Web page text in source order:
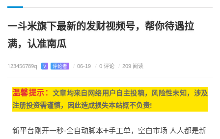
一斗米旗下最新的发财视频号，帮你待遇拉
满，认准南瓜
123456789q V 评论者 / 06-19 / 0 评论 / 209 阅读
温馨提示： 文章均来自网络用户自主投稿， 风险性未知，涉及
注册投资需谨慎，因此造成损失本站概不负责!
新平台刚开一秒-全自动脚本➕手工单，空白市场 人人都是新